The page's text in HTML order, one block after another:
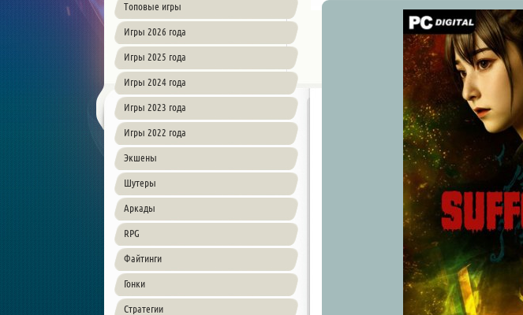
Топовые игры
Игры 2026 года
Игры 2025 года
Игры 2024 года
Игры 2023 года
Игры 2022 года
Экшены
Шутеры
Аркады
RPG
Файтинги
Гонки
Стратегии